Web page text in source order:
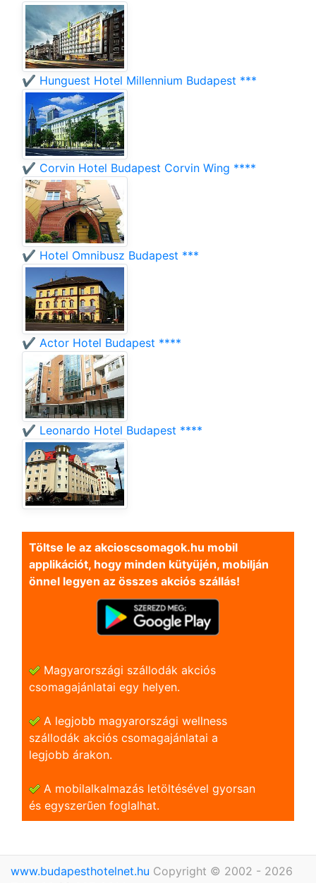
✔️ Hunguest Hotel Millennium Budapest ***
✔️ Corvin Hotel Budapest Corvin Wing ****
✔️ Hotel Omnibusz Budapest ***
✔️ Actor Hotel Budapest ****
✔️ Leonardo Hotel Budapest ****
Töltse le az akcioscsomagok.hu mobil
applikációt, hogy minden kütyüjén, mobilján
önnel legyen az összes akciós szállás!
Magyarországi szállodák akciós
csomagajánlatai egy helyen.
A legjobb magyarországi wellness
szállodák akciós csomagajánlatai a
legjobb árakon.
A mobilalkalmazás letöltésével gyorsan
és egyszerũen foglalhat.
www.budapesthotelnet.hu Copyright © 2002 - 2026